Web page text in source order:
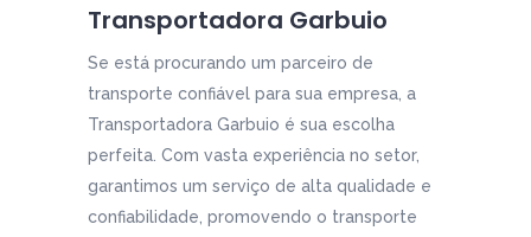
Transportadora Garbuio
Se está procurando um parceiro de
transporte confiável para sua empresa, a
Transportadora Garbuio é sua escolha
perfeita. Com vasta experiência no setor,
garantimos um serviço de alta qualidade e
confiabilidade, promovendo o transporte